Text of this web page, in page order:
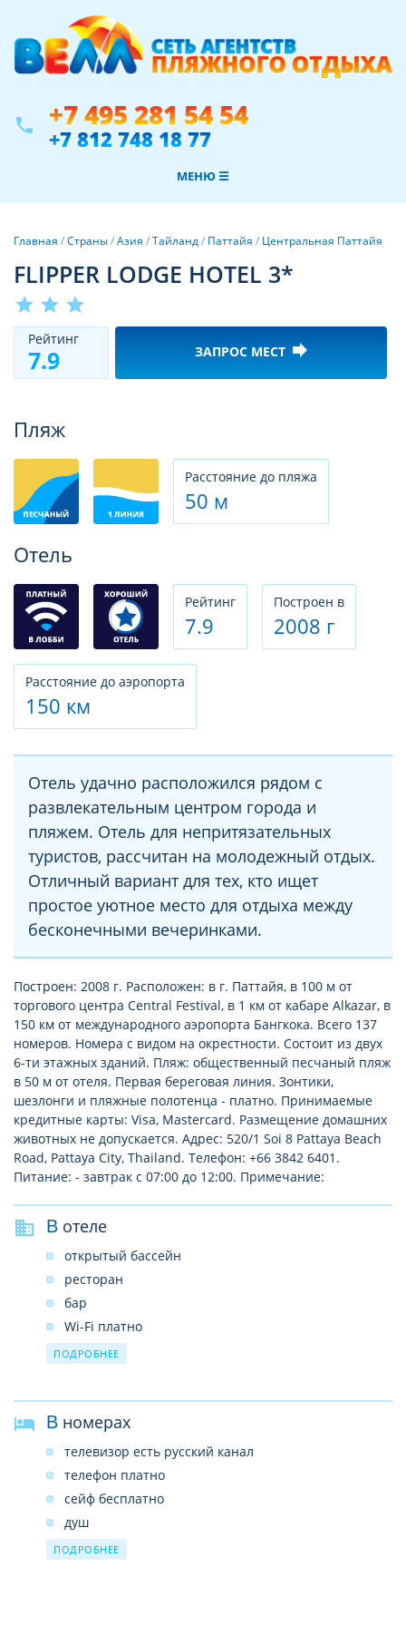
phone +7 495 281 54 54
+7 812 748 18 77
МЕНЮ ☰
Главная /Страны/Азия /Тайланд/ Паттайя / Центральная Паттайя
FLIPPER LODGE HOTEL 3*
star star star
Рeйтинг
7.9 ЗАПРОС МЕСТ forward
Пляж
Расстояние до пляжа
50 м
Отель
Рeйтинг
7.9
Построен в
2008 г
Расстояние до аэропорта
150 км
Отель удачно расположился рядом с
развлекательным центром города и
пляжем. Отель для непритязательных
туристов, рассчитан на молодежный отдых.
Отличный вариант для тех, кто ищет
простое уютное место для отдыха между
бесконечными вечеринками.
Построен: 2008 г. Расположен: в г. Паттайя, в 100 м от
торгового центра Central Festival, в 1 км от кабаре Alkazar, в
150 км от международного аэропорта Бангкока. Всего 137
номеров. Номера с видом на окрестности. Состоит из двух
6-ти этажных зданий. Пляж: общественный песчаный пляж
в 50 м от отеля. Первая береговая линия. Зонтики,
шезлонги и пляжные полотенца - платно. Принимаемые
кредитные карты: Visa, Mastercard. Размещение домашних
животных не допускается. Адрес: 520/1 Soi 8 Pattaya Beach
Road, Pattaya City, Thailand. Телефон: +66 3842 6401.
Питание: - завтрак с 07:00 до 12:00. Примечание:
В отеле
открытый бассейн
ресторан
бар
Wi-Fi платно
парковка
ПОДРОБНЕЕ
В номерах
телевизор есть русский канал
телефон платно
сейф бесплатно
душ
фен
ПОДРОБНЕЕ